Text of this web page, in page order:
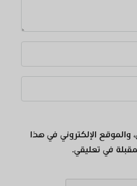
والموقع الإلكتروني في هذا
في تعليقي.